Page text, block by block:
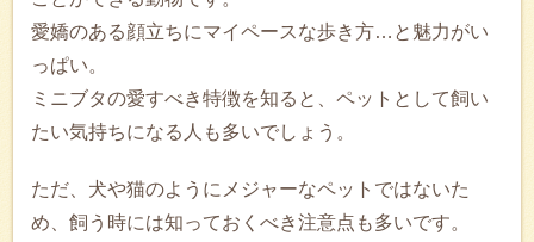
愛嬌のある顔立ちにマイペースな歩き方…と魅力がい
っぱい。
ミニブタの愛すべき特徴を知ると、ペットとして飼い
たい気持ちになる人も多いでしょう。
ただ、犬や猫のようにメジャーなペットではないた
め、飼う時には知っておくべき注意点も多いです。